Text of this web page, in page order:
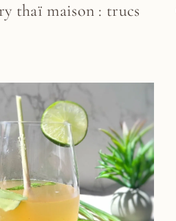
thaï maison : trucs